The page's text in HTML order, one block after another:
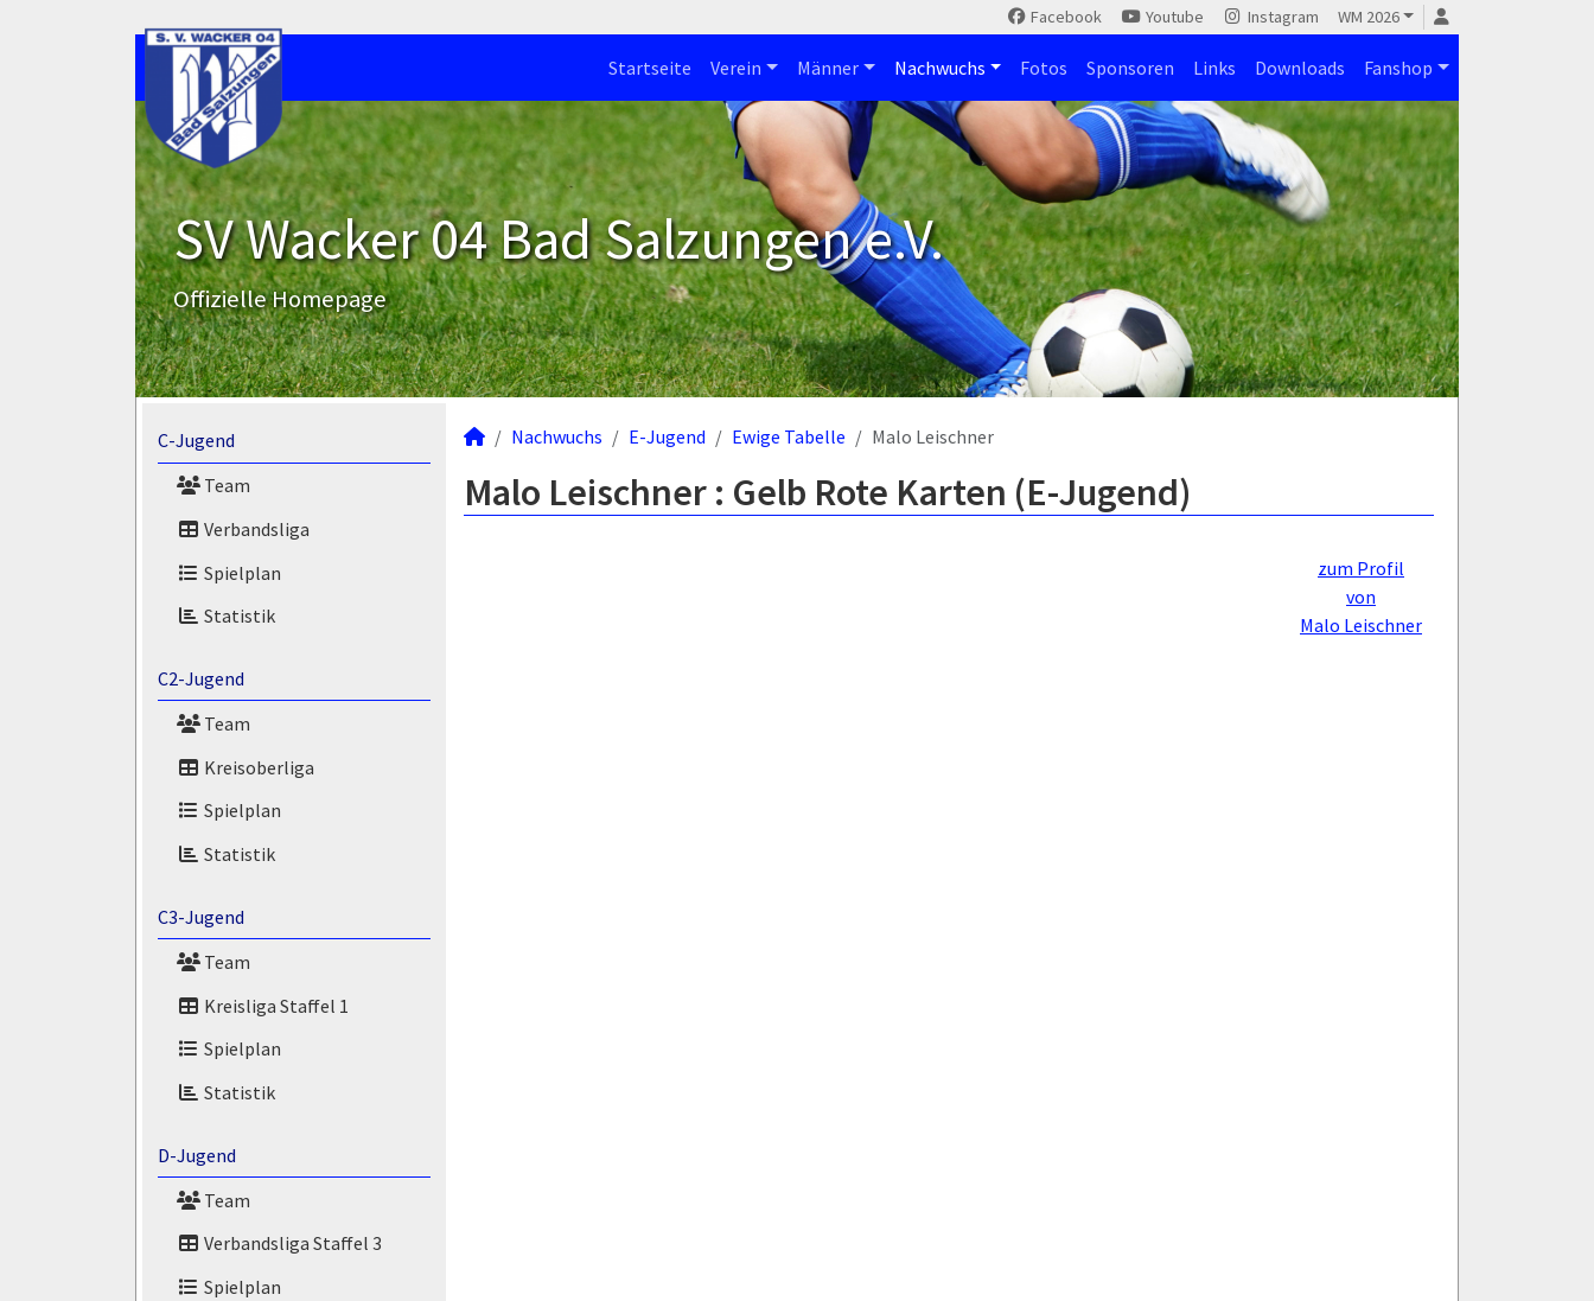
Facebook Youtube Instagram WM 2026
Startseite Verein Männer Nachwuchs Fotos Sponsoren Links Downloads Fanshop
SV Wacker 04 Bad Salzungen e.V.
Offizielle Homepage
C-Jugend
Team
Verbandsliga
Spielplan
Statistik
C2-Jugend
Team
Kreisoberliga
Spielplan
Statistik
C3-Jugend
Team
Kreisliga Staffel 1
Spielplan
Statistik
D-Jugend
Team
Verbandsliga Staffel 3
Spielplan
Nachwuchs E-Jugend Ewige Tabelle Malo Leischner
Malo Leischner : Gelb Rote Karten (E-Jugend)
zum Profil
von
Malo Leischner